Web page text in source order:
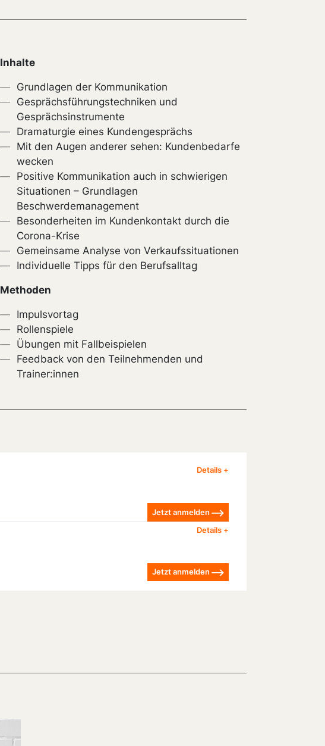
Inhalte
Grundlagen der Kommunikation
Gesprächsführungstechniken und
Gesprächsinstrumente
Dramaturgie eines Kundengesprächs
Mit den Augen anderer sehen: Kundenbedarfe
wecken
Positive Kommunikation auch in schwierigen
Situationen – Grundlagen
Beschwerdemanagement
Besonderheiten im Kundenkontakt durch die
Corona-Krise
Gemeinsame Analyse von Verkaufssituationen
Individuelle Tipps für den Berufsalltag
Methoden
Impulsvortag
Rollenspiele
Übungen mit Fallbeispielen
Feedback von den Teilnehmenden und
Trainer:innen
Jetzt anmelden
Jetzt anmelden